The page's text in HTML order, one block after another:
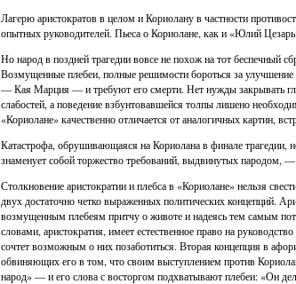
Лагерю аристократов в целом и Кориолану в частности
опытных руководителей. Пьеса о Кориолане, как и «Юлий
Но народ в поздней трагедии вовсе не похож на тот беспечный
Возмущенные плебеи, полные решимости бороться за
— Кая Марция — и требуют его смерти. Нет нужды закрывать
слабостей, а поведение взбунтовавшейся толпы лишено
«Кориолане» качественно отличается от аналогичных картин,
Катастрофа, обрушивающаяся на Кориолана в финале трагедии,
знаменует собой торжество требований, выдвинутых пародом,
Столкновение аристократии и плебса в «Кориолане» нельзя
двух достаточно четко выраженных политических концепций.
возмущенным плебеям притчу о животе и надеясь тем самым
словами, аристократия, имеет естественное право на
сочтет возможным о них позаботиться. Вторая концепция в
обвиняющих его в том, что своим выступлением против
народ» — и его слова с восторгом подхватывают плебеи: «Он